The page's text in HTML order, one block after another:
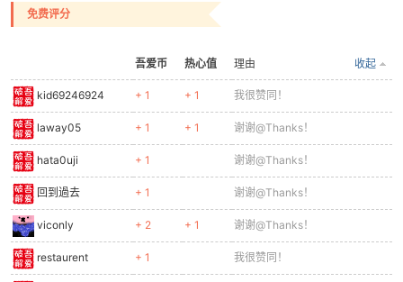
免费评分
吾爱币 热心值 收起
理由
kid69246924 + 1 + 1 我很赞同！
laway05 + 1 + 1 谢谢@Thanks！
hata0uji + 1 谢谢@Thanks！
回到過去 + 1 谢谢@Thanks！
viconly + 2 + 1 谢谢@Thanks！
restaurent + 1 我很赞同！